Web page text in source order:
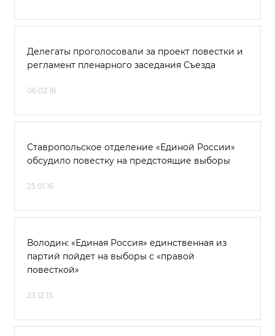
Делегаты проголосовали за проект повестки и
регламент пленарного заседания Съезда
06.02.16
Ставропольское отделение «Единой России»
обсудило повестку на предстоящие выборы
25.01.16
Володин: «Единая Россия» единственная из
партий пойдет на выборы с «правой
повесткой»
23.12.15